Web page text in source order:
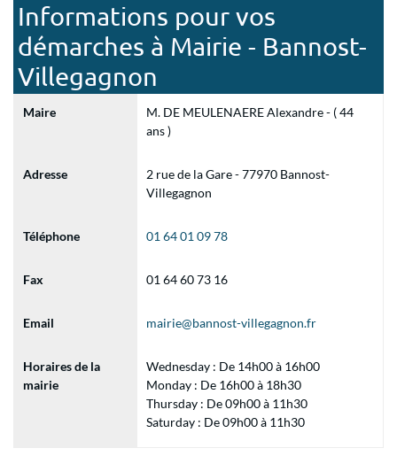
Informations pour vos
démarches à Mairie - Bannost-
Villegagnon
Maire
M. DE MEULENAERE Alexandre - ( 44
ans )
Adresse
2 rue de la Gare - 77970 Bannost-
Villegagnon
Téléphone 01 64 01 09 78
Fax 01 64 60 73 16
Email mairie@bannost-villegagnon.fr
Horaires de la
mairie
Wednesday : De 14h00 à 16h00
Monday : De 16h00 à 18h30
Thursday : De 09h00 à 11h30
Saturday : De 09h00 à 11h30